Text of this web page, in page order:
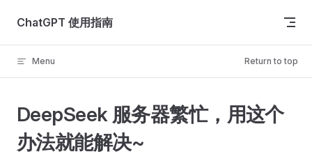
Skip to content
ChatGPT 使用指南
Menu Return to top
DeepSeek 服务器繁忙，用这个
办法就能解决~